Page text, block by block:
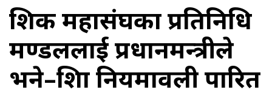
शिक्षक महासंघका प्रतिनिधि
मण्डललाई प्रधानमन्त्रीले
भने–शिक्षा नियमावली पारित